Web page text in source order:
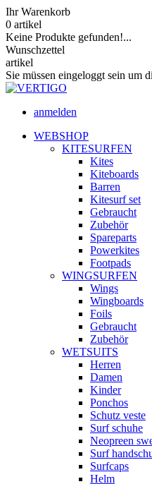
Ihr Warenkorb
0 artikel
Keine Produkte gefunden!...
Wunschzettel
artikel
Sie müssen eingeloggt sein um
anmelden
WEBSHOP
KITESURFEN
Kites
Kiteboards
Barren
Kitesurf set
Gebraucht
Zubehör
Spareparts
Powerkites
Footpads
WINGSURFEN
Wings
Wingboards
Foils
Gebraucht
Zubehör
WETSUITS
Herren
Damen
Kinder
Ponchos
Schutz veste
Surf schuhe
Neopreen
Surf
Surfcaps
Helm